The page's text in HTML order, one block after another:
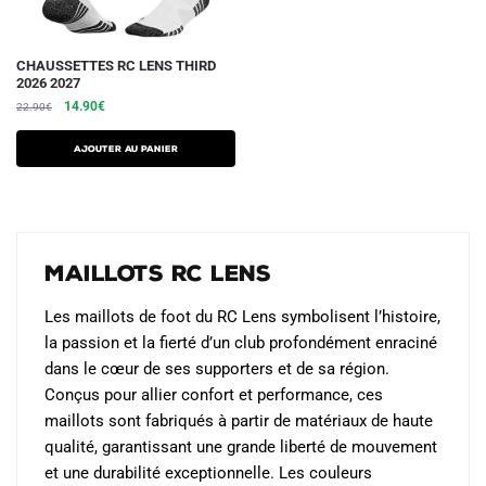
CHAUSSETTES RC LENS THIRD
2026 2027
22.90€
Le
initial
était :
14.90€Le
actuel
est :
Ajouter au panier
Maillots RC Lens
Les maillots de foot du RC Lens symbolisent l’histoire,
la passion et la fierté d’un club profondément enraciné
dans le cœur de ses supporters et de sa région.
Conçus pour allier confort et performance, ces
maillots sont fabriqués à partir de matériaux de haute
qualité, garantissant une grande liberté de mouvement
et une durabilité exceptionnelle. Les couleurs